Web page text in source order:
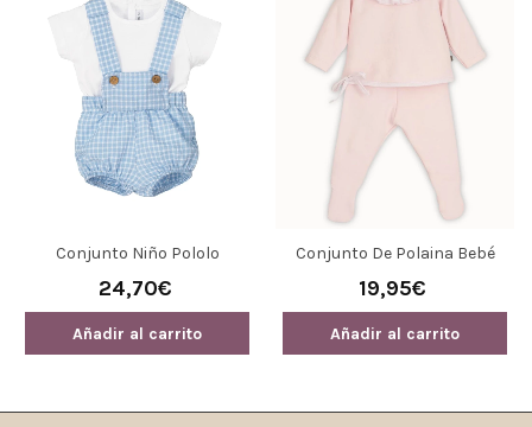
Conjunto Niño Pololo
Onagra
24,70€
Añadir al carrito
Conjunto De Polaina Bebé
Calamaro 11170 Lebeche Rosa
19,95€
Añadir al carrito